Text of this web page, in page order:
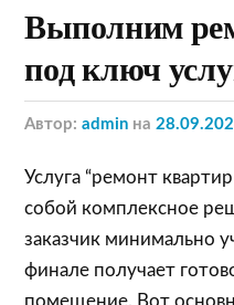
Выполним
под ключ
Автор:admin на
Услуга “ремонт
собой комплексное
заказчик минимально
финале получает
помещение. Вот